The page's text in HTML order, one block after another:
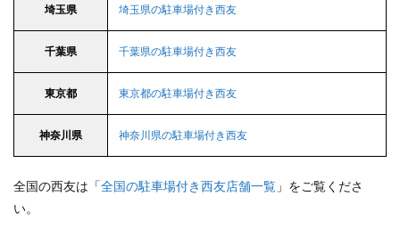
埼玉県 埼玉県の駐車場付き西友
千葉県 千葉県の駐車場付き西友
東京都 東京都の駐車場付き西友
神奈川県 神奈川県の駐車場付き西友
全国の西友は「全国の駐車場付き西友店舗一覧 」をご覧くださ
い。